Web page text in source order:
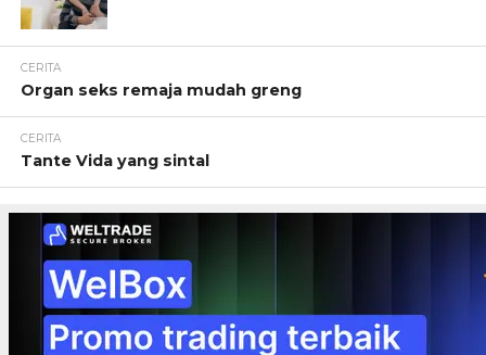
CERITA
Organ seks remaja mudah greng
CERITA
Tante Vida yang sintal